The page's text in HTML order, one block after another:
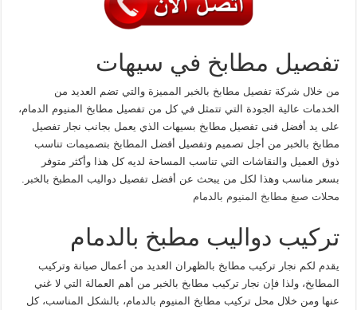
تفصيل مطابخ في سيهات
من خلال شركة تفصيل مطابخ بالخبر المميزة والتي تضم العديد من
الخدمات عالية الجودة التي تتمثل في كل من تفصيل مطابخ المنيوم الدمام،
على يد أفضل فنى تفصيل مطابخ بسيهات الذي يعمل بجانب نجار تفصيل
مطابخ بالخبر من أجل تصميم وتفصيل أفضل المطابخ بتصميمات تناسب
ذوق العميل والنقاشات التي تناسب المساحة لديه كل هذا وأكثر متوفر
بسعر مناسب وهذا لكل من يبحث عن أفضل تفصيل دواليب المطبخ بالخبر.
محلات صبغ مطابخ المنيوم بالدمام
تركيب دواليب مطبخ بالدمام
يقدم لكم نجار تركيب مطابخ بالظهران العديد من أعمال صيانة وتركيب
المطابخ، ولذا فإن نجار تركيب مطابخ بالخبر من أهم العمالة التي لا غني
عنها ومن خلال محل تركيب مطابخ المنيوم بالدمام، بالشكل المناسب، كل